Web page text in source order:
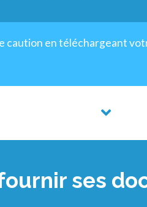
caution en téléchargeant
ses